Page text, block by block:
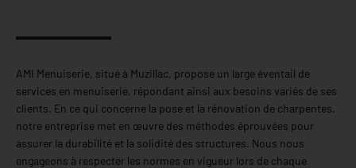
AMI Menuiserie, situé à Muzillac, propose un large éventail de
services en menuiserie, répondant ainsi aux besoins variés de ses
clients. En ce qui concerne la pose et la rénovation de charpentes,
notre entreprise met en œuvre des méthodes éprouvées pour
assurer la durabilité et la solidité des structures. Nous nous
engageons à respecter les normes en vigueur lors de chaque